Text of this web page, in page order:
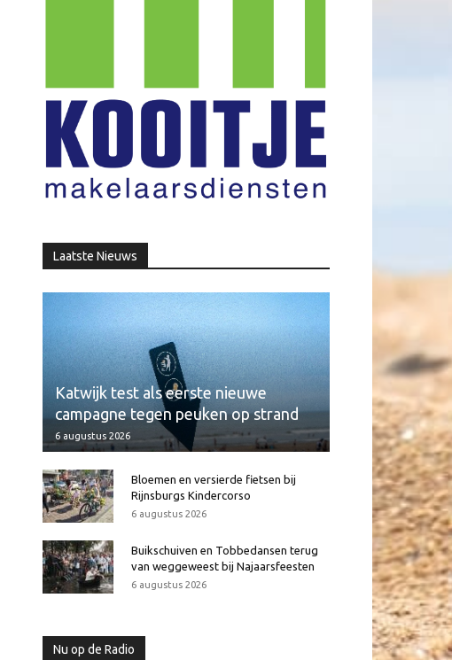
Laatste Nieuws
Katwijk test als eerste nieuwe
campagne tegen peuken op strand
6 augustus 2026
Bloemen en versierde fietsen bij
Rijnsburgs Kindercorso
6 augustus 2026
Buikschuiven en Tobbedansen terug
van weggeweest bij Najaarsfeesten
6 augustus 2026
Nu op de Radio